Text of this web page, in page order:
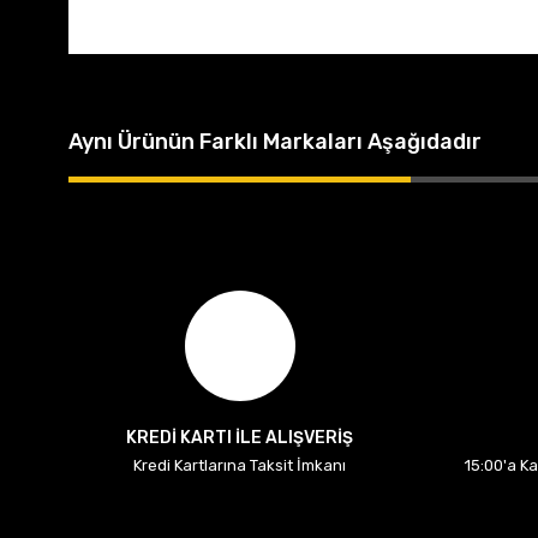
Aynı Ürünün Farklı Markaları Aşağıdadır
KREDİ KARTI İLE ALIŞVERİŞ
Kredi Kartlarına Taksit İmkanı
15:00'a